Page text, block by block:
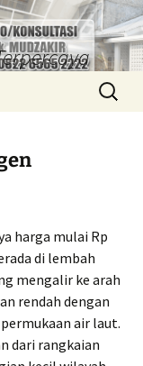
Cari
untuk:
harga mulai Rp
di lembah
mengalir ke arah
rendah dengan
air laut.
dari rangkaian